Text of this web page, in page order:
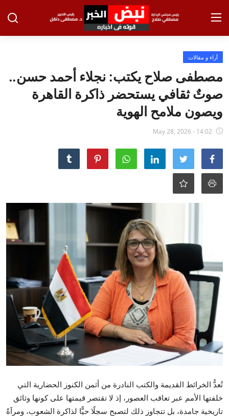
تسجيل الدخول
الاخبار
الاقتصاد
الحوادث
التعليم
تكنولوجيا وإتصالات
الرياضة
المحافظات
المجتمع والمنوعات
أراء و مقالات
فيديوهات
أراء و مقالات
مصطفى صلاح يكتب: نجلاء أحمد حسن..
صوتٌ ثقافي يستحضر ذاكرة القاهرة
ويصون ملامح الهوية
May 28, 2026 - 14:02
تُعدُّ الخرائط القديمة والكتب النادرة من أثمن الكنوز الحضارية التي
خلفتها الأمم عبر تعاقب العصور، إذ لا تقتصر قيمتها على كونها وثائق
تاريخية جامدة، بل تتجاوز ذلك لتصبح سجلًا حيًّا لذاكرة الشعوب، ومرآةً